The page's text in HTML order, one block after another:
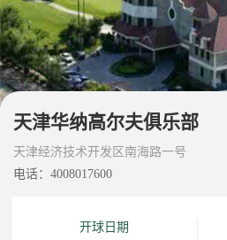
天津华纳高尔夫俱乐部
天津经济技术开发区南海路一号
电话：4008017600
开球日期